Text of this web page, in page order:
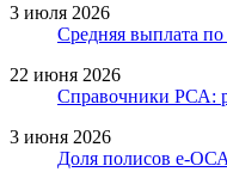
3 июля 2026
Средняя выплата
22 июня 2026
Справочники РСА:
3 июня 2026
Доля полисов е-